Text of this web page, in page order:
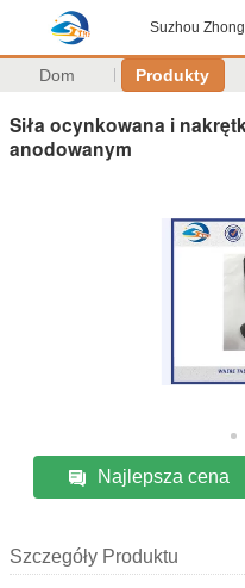
Suzhou
Dom Produkty
Siła ocynkowana i
anodowanym
Najlepsza cena
Szczegóły Produktu